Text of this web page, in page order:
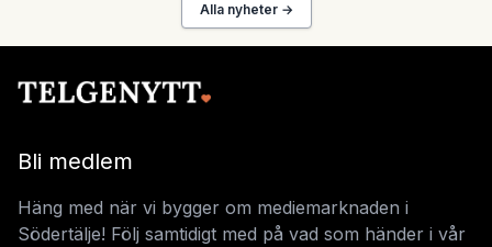
Alla nyheter →
Bli medlem
Häng med när vi bygger om mediemarknaden i
Södertälje! Följ samtidigt med på vad som händer i vår